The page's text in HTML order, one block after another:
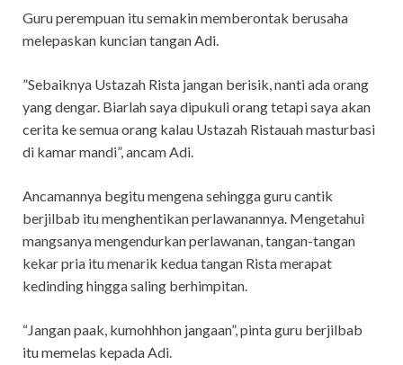
Guru perempuan itu semakin memberontak berusaha
melepaskan kuncian tangan Adi.
”Sebaiknya Ustazah Rista jangan berisik, nanti ada orang
yang dengar. Biarlah saya dipukuli orang tetapi saya akan
cerita ke semua orang kalau Ustazah Ristauah masturbasi
di kamar mandi”, ancam Adi.
Ancamannya begitu mengena sehingga guru cantik
berjilbab itu menghentikan perlawanannya. Mengetahui
mangsanya mengendurkan perlawanan, tangan-tangan
kekar pria itu menarik kedua tangan Rista merapat
kedinding hingga saling berhimpitan.
“Jangan paak, kumohhhon jangaan”, pinta guru berjilbab
itu memelas kepada Adi.